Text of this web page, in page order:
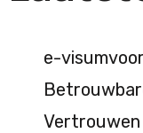
e-
Vertrouwen